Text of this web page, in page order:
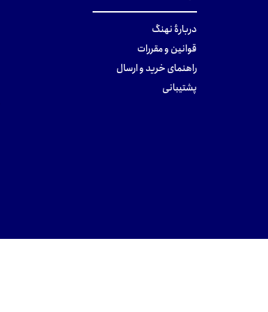
دربارهٔ نهنگ
قوانین و مقررات
راهنمای خرید و ارسال
پشتیبانی